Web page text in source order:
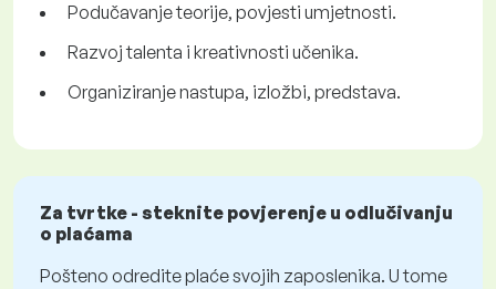
Podučavanje teorije, povjesti umjetnosti.
Razvoj talenta i kreativnosti učenika.
Organiziranje nastupa, izložbi, predstava.
Za tvrtke - steknite povjerenje u odlučivanju
o plaćama
Pošteno odredite plaće svojih zaposlenika. U tome